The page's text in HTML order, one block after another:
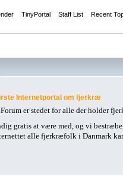
TinyPortal Staff List Recent
Internetportal om fjerkræ
er stedet for alle der holder
gratis at være med, og vi
alle fjerkræfolk i Danmark